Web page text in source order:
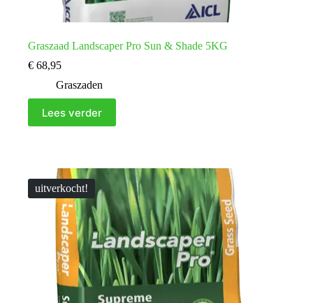
Graszaad Landscaper Pro Sun & Shade 5KG
€ 68,95
Graszaden
Lees verder
uitverkocht!